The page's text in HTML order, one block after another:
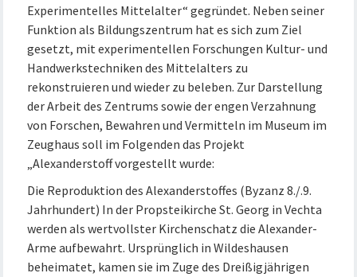
Experimentelles Mittelalter“ gegründet. Neben seiner
Funktion als Bildungszentrum hat es sich zum Ziel
gesetzt, mit experimentellen Forschungen Kultur- und
Handwerkstechniken des Mittelalters zu
rekonstruieren und wieder zu beleben. Zur Darstellung
der Arbeit des Zentrums sowie der engen Verzahnung
von Forschen, Bewahren und Vermitteln im Museum im
Zeughaus soll im Folgenden das Projekt
„Alexanderstoff vorgestellt wurde:
Die Reproduktion des Alexanderstoffes (Byzanz 8./.9.
Jahrhundert) In der Propsteikirche St. Georg in Vechta
werden als wertvollster Kirchenschatz die Alexander-
Arme aufbewahrt. Ursprünglich in Wildeshausen
beheimatet, kamen sie im Zuge des Dreißigjährigen